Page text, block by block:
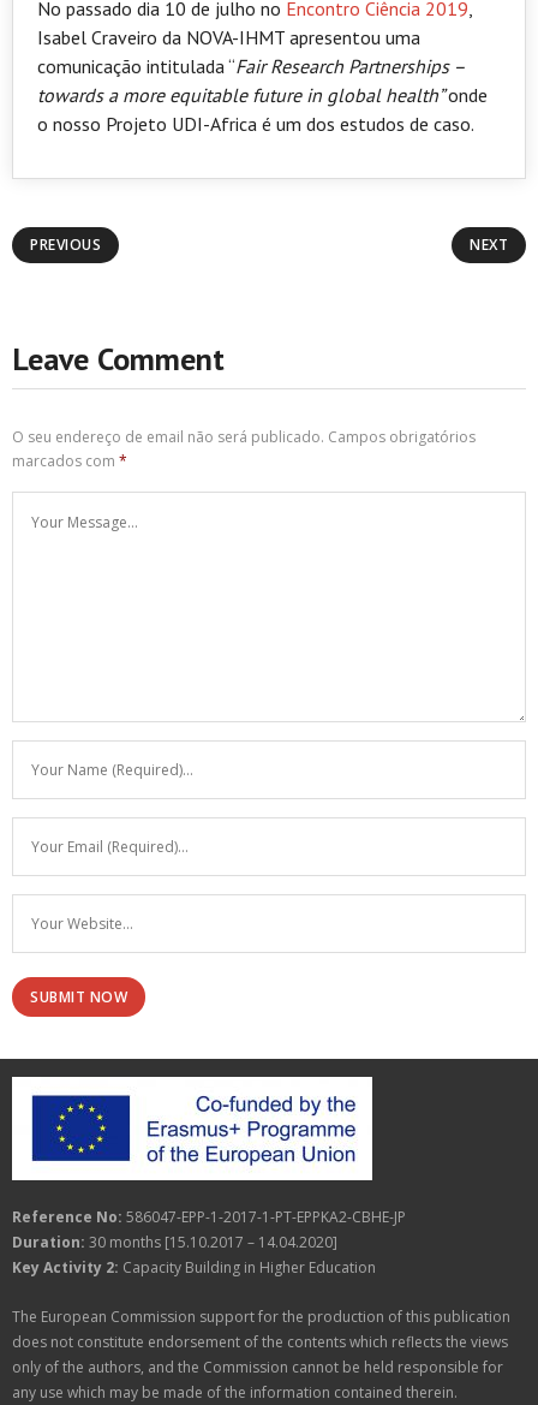
No passado dia 10 de julho no Encontro Ciência 2019,
Isabel Craveiro da NOVA-IHMT apresentou uma
comunicação intitulada “Fair Research Partnerships –
towards a more equitable future in global health”onde
o nosso Projeto UDI-Africa é um dos estudos de caso.
PREVIOUS NEXT
Leave Comment
O seu endereço de email não será publicado. Campos obrigatórios
marcados com *
Reference No: 586047-EPP-1-2017-1-PT-EPPKA2-CBHE-JP
Duration: 30 months [15.10.2017 – 14.04.2020]
Key Activity 2: Capacity Building in Higher Education
The European Commission support for the production of this publication
does not constitute endorsement of the contents which reflects the views
only of the authors, and the Commission cannot be held responsible for
any use which may be made of the information contained therein.